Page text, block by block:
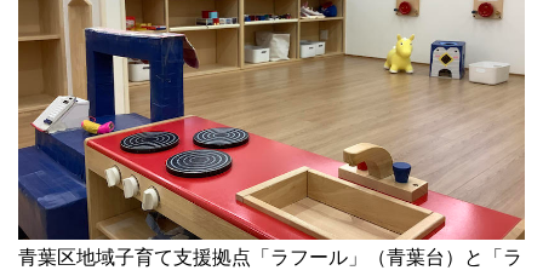
青葉区地域子育て支援拠点「ラフール」（青葉台）と「ラ